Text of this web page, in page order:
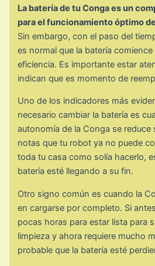
La batería de tu Conga es un
para el funcionamiento óptimo
Sin embargo, con el paso del
es normal que la batería
eficiencia. Es importante estar
indican que es momento de
Uno de los indicadores más
necesario cambiar la batería es
autonomía de la Conga se reduce
notas que tu robot ya no puede
toda tu casa como solía hacerlo,
batería esté llegando a su fin.
Otro signo común es cuando la
en cargarse por completo. Si
pocas horas para estar lista para
limpieza y ahora requiere mucho
probable que la batería esté